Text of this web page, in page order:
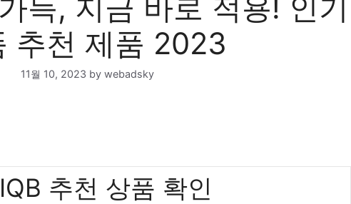
득, 지금 바로 적용! 인기
추천 제품 2023
11월 10, 2023 by webadsky
추천 상품 확인